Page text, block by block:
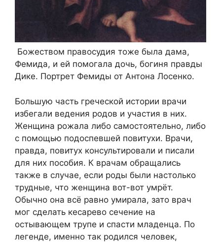
Божеством правосудия тоже была дама,
Фемида, и ей помогала дочь, богиня правды
Дике. Портрет Фемиды от Антона Лосенко.
Большую часть греческой истории врачи
избегали ведения родов и участия в них.
Женщина рожала либо самостоятельно, либо
с помощью подоспевшей повитухи. Врачи,
правда, повитух консультировали и писали
для них пособия. К врачам обращались
также в случае, если роды были настолько
трудные, что женщина вот-вот умрёт.
Обычно она всё равно умирала, зато врач
мог сделать кесарево сечение на
остывающем трупе и спасти младенца. По
легенде, именно так родился человек,